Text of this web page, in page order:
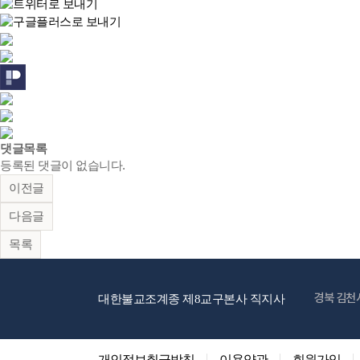
댓글목록
등록된 댓글이 없습니다.
이전글
다음글
목록
대한불교조계종 제8교구본사 직지사 경북 김천